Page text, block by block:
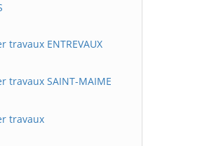
travaux ENTREVAUX
travaux SAINT-MAIME
travaux